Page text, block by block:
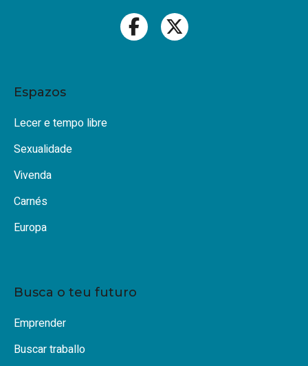
Espazos
Lecer e tempo libre
Sexualidade
Vivenda
Carnés
Europa
Busca o teu futuro
Emprender
Buscar traballo